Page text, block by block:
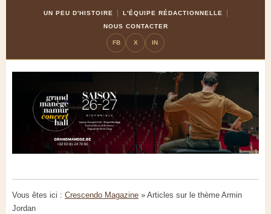
UN PEU D'HISTOIRE
L'ÉQUIPE RÉDACTIONNELLE
NOUS CONTACTER
FB X IN
Vous êtes ici : Crescendo Magazine » Articles sur le thème Armin
Jordan